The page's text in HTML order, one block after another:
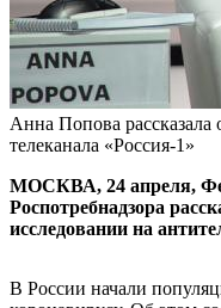
Анна Попова
телеканала «Россия-1»
МОСКВА, 24 апреля,
Роспотребнадзора
исследовании на
В России начали